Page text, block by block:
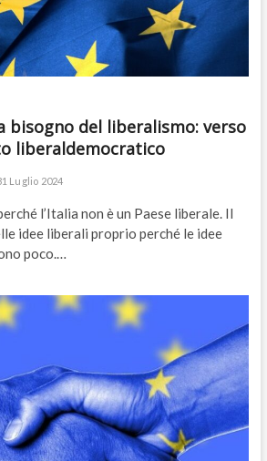
bisogno del liberalismo: verso
liberaldemocratico
Luglio 2024
l’Italia non è un Paese liberale. Il
idee liberali proprio perché le idee
poco.…